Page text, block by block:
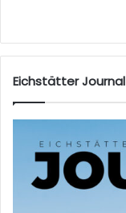
Eichstätter Journal